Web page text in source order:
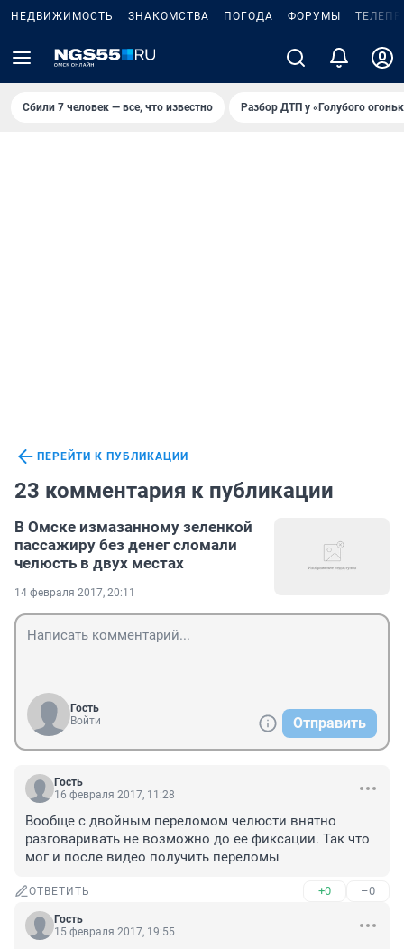
НЕДВИЖИМОСТЬ ЗНАКОМСТВА ПОГОДА ФОРУМЫ
Сбили 7 человек — все, что известно Разбор ДТП у «Голубого
ПЕРЕЙТИ К ПУБЛИКАЦИИ
23 комментария к публикации
В Омске измазанному зеленкой
пассажиру без денег сломали
челюсть в двух местах
14 февраля 2017, 20:11
Гость
Войти
Отправить
Гость
16 февраля 2017, 11:28
Вообще с двойным переломом челюсти внятно
разговаривать не возможно до ее фиксации. Так что
мог и после видео получить переломы
ОТВЕТИТЬ +0 –0
Гость
15 февраля 2017, 19:55